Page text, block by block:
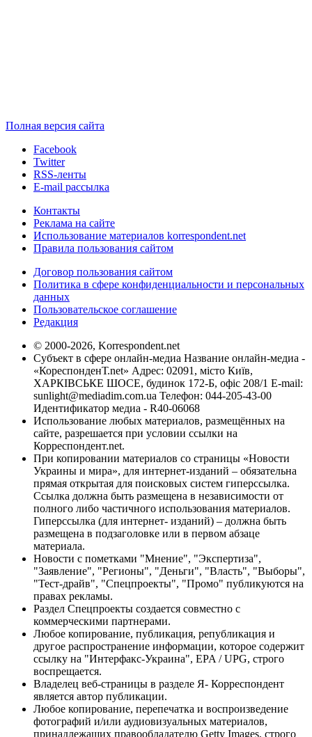
Полная версия сайта
Facebook
Twitter
RSS-ленты
E-mail рассылка
Контакты
Реклама на сайте
Использование материалов korrespondent.net
Правила пользования сайтом
Договор пользования сайтом
Политика в сфере конфиденциальности и персональных
данных
Пользовательское соглашение
Редакция
© 2000-2026, Korrespondent.net
Субъект в сфере онлайн-медиа Название онлайн-медиа -
«КореспонденТ.net» Адрес: 02091, місто Київ,
ХАРКІВСЬКЕ ШОСЕ, будинок 172-Б, офіс 208/1 E-mail:
sunlight@mediadim.com.ua Телефон: 044-205-43-00
Идентификатор медиа - R40-06068
Использование любых материалов, размещённых на
сайте, разрешается при условии ссылки на
Корреспондент.net.
При копировании материалов со страницы «Новости
Украины и мира», для интернет-изданий – обязательна
прямая открытая для поисковых систем гиперссылка.
Ссылка должна быть размещена в независимости от
полного либо частичного использования материалов.
Гиперссылка (для интернет- изданий) – должна быть
размещена в подзаголовке или в первом абзаце
материала.
Новости с пометками "Мнение", "Экспертиза",
"Заявление", "Регионы", "Деньги", "Власть", "Выборы",
"Тест-драйв", "Спецпроекты", "Промо" публикуются на
правах рекламы.
Раздел Спецпроекты создается совместно с
коммерческими партнерами.
Любое копирование, публикация, републикация и
другое распространение информации, которое содержит
ссылку на "Интерфакс-Украина", EPA / UPG, строго
воспрещается.
Владелец веб-страницы в разделе Я- Корреспондент
является автор публикации.
Любое копирование, перепечатка и воспроизведение
фотографий и/или аудиовизуальных материалов,
принадлежащих правообладателю Getty Images, строго